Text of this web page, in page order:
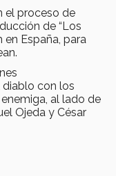
el proceso de
de “Los
en España, para
diablo con los
al lado de
Ojeda y César